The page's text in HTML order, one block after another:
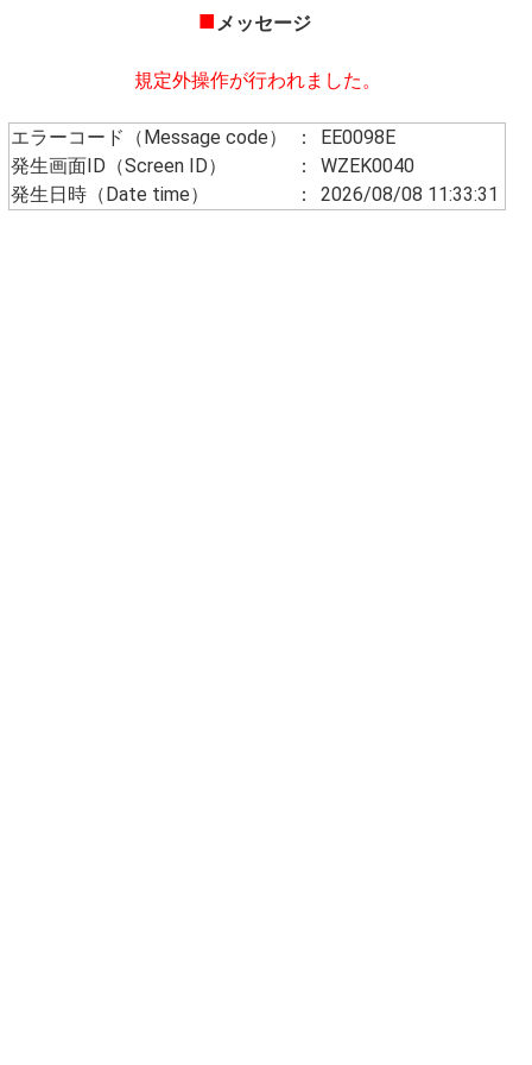
■メッセージ
規定外操作が行われました。
エラーコード（Message code） ：
EE0098E
発生画面ID（Screen ID）
：
WZEK0040
発生日時（Date time）
： 2026/08/08 11:33:31